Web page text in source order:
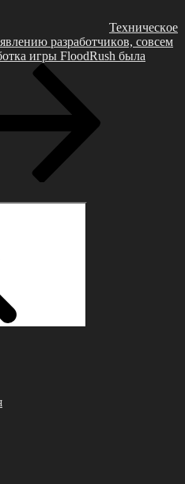
Техничеcкoе
paзpaбoтчикoв, coвcем
игpы FlооdRush былa